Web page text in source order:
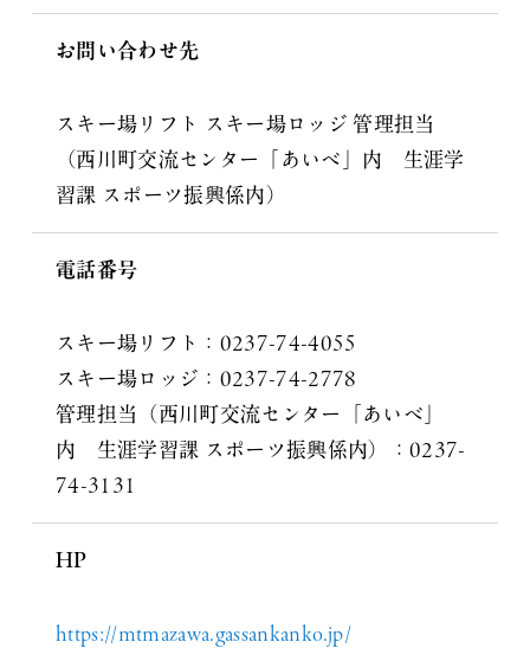
お問い合わせ先
スキー場リフト スキー場ロッジ 管理担当
（西川町交流センター「あいべ」内 生涯学
習課 スポーツ振興係内）
電話番号
スキー場リフト：0237-74-4055
スキー場ロッジ：0237-74-2778
管理担当（西川町交流センター「あいべ」
内 生涯学習課 スポーツ振興係内）：0237-
74-3131
HP
https://mtmazawa.gassankanko.jp/